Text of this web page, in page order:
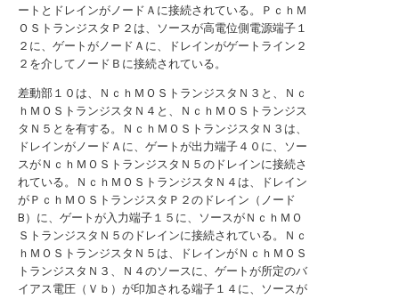
ートとドレインがノードＡに接続されている。ＰｃｈＭ
ＯＳトランジスタＰ２は、ソースが高電位側電源端子１
２に、ゲートがノードＡに、ドレインがゲートライン２
２を介してノードＢに接続されている。
差動部１０は、ＮｃｈＭＯＳトランジスタＮ３と、Ｎｃ
ｈＭＯＳトランジスタＮ４と、ＮｃｈＭＯＳトランジス
タＮ５とを有する。ＮｃｈＭＯＳトランジスタＮ３は、
ドレインがノードＡに、ゲートが出力端子４０に、ソー
スがＮｃｈＭＯＳトランジスタＮ５のドレインに接続さ
れている。ＮｃｈＭＯＳトランジスタＮ４は、ドレイン
がＰｃｈＭＯＳトランジスタＰ２のドレイン（ノード
B）に、ゲートが入力端子１５に、ソースがＮｃｈＭＯ
ＳトランジスタＮ５のドレインに接続されている。Ｎｃ
ｈＭＯＳトランジスタＮ５は、ドレインがＮｃｈＭＯＳ
トランジスタＮ３、Ｎ４のソースに、ゲートが所定のバ
イアス電圧（Ｖｂ）が印加される端子１４に、ソースが